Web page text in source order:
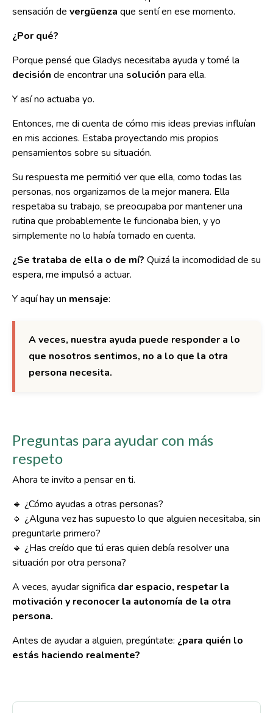
sensación de vergüenza que sentí en ese momento.
¿Por qué?
Porque pensé que Gladys necesitaba ayuda y tomé la
decisión de encontrar una solución para ella.
Y así no actuaba yo.
Entonces, me di cuenta de cómo mis ideas previas influían
en mis acciones. Estaba proyectando mis propios
pensamientos sobre su situación.
Su respuesta me permitió ver que ella, como todas las
personas, nos organizamos de la mejor manera. Ella
respetaba su trabajo, se preocupaba por mantener una
rutina que probablemente le funcionaba bien, y yo
simplemente no lo había tomado en cuenta.
¿Se trataba de ella o de mí? Quizá la incomodidad de su
espera, me impulsó a actuar.
Y aquí hay un mensaje:
A veces, nuestra ayuda puede responder a lo
que nosotros sentimos, no a lo que la otra
persona necesita.
Preguntas para ayudar con más
respeto
Ahora te invito a pensar en ti.
🔹 ¿Cómo ayudas a otras personas?
🔹 ¿Alguna vez has supuesto lo que alguien necesitaba, sin
preguntarle primero?
🔹 ¿Has creído que tú eras quien debía resolver una
situación por otra persona?
A veces, ayudar significa dar espacio, respetar la
motivación y reconocer la autonomía de la otra
persona.
Antes de ayudar a alguien, pregúntate: ¿para quién lo
estás haciendo realmente?